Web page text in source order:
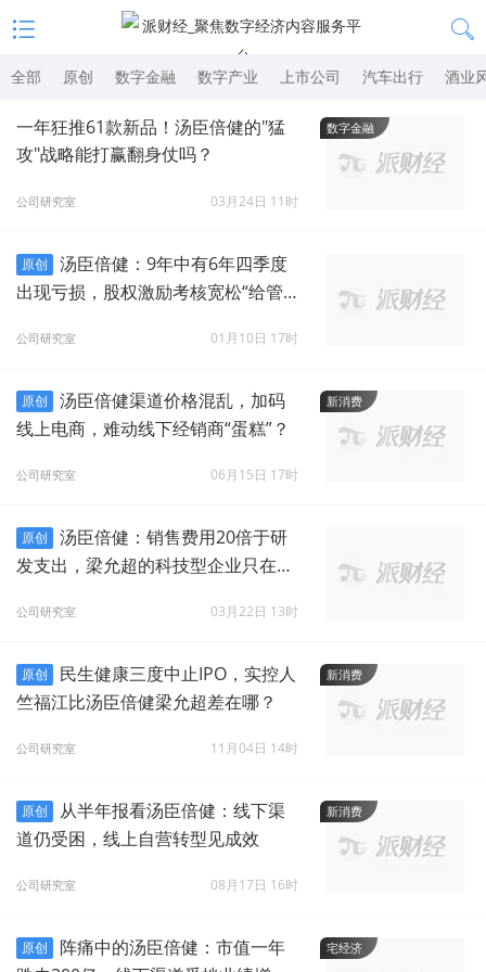
全部 原创 数字金融 数字产业 上市公司 汽车出行 酒业
数字金融
一年狂推61款新品！汤臣倍健的"猛
攻"战略能打赢翻身仗吗？
公司研究室 03月24日 11时
原创
汤臣倍健：9年中有6年四季度
出现亏损，股权激励考核宽松“给管理
公司研究室 01月10日 17时
新消费
原创
汤臣倍健渠道价格混乱，加码
线上电商，难动线下经销商“蛋糕”？
公司研究室 06月15日 17时
原创
汤臣倍健：销售费用20倍于研
发支出，梁允超的科技型企业只在口
公司研究室 03月22日 13时
新消费
原创
民生健康三度中止IPO，实控人
竺福江比汤臣倍健梁允超差在哪？
公司研究室 11月04日 14时
新消费
原创
从半年报看汤臣倍健：线下渠
道仍受困，线上自营转型见成效
公司研究室 08月17日 16时
宅经济
原创
阵痛中的汤臣倍健：市值一年